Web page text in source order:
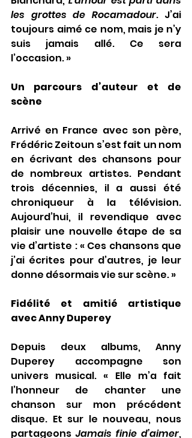
les grottes de Rocamadour. J’ai
toujours aimé ce nom, mais je n’y
suis jamais allé. Ce sera
l’occasion. »
Un parcours d’auteur et de
scène
Arrivé en France avec son père,
Frédéric Zeitoun s’est fait un nom
en écrivant des chansons pour
de nombreux artistes. Pendant
trois décennies, il a aussi été
chroniqueur à la télévision.
Aujourd’hui, il revendique avec
plaisir une nouvelle étape de sa
vie d’artiste : « Ces chansons que
j’ai écrites pour d’autres, je leur
donne désormais vie sur scène. »
Fidélité et amitié artistique
avec Anny Duperey
Depuis deux albums, Anny
Duperey accompagne son
univers musical. « Elle m’a fait
l’honneur de chanter une
chanson sur mon précédent
disque. Et sur le nouveau, nous
partageons Jamais finie d’aimer,